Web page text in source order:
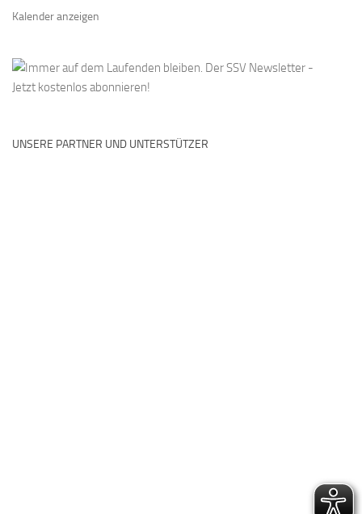
Kalender anzeigen
UNSERE PARTNER UND UNTERSTÜTZER